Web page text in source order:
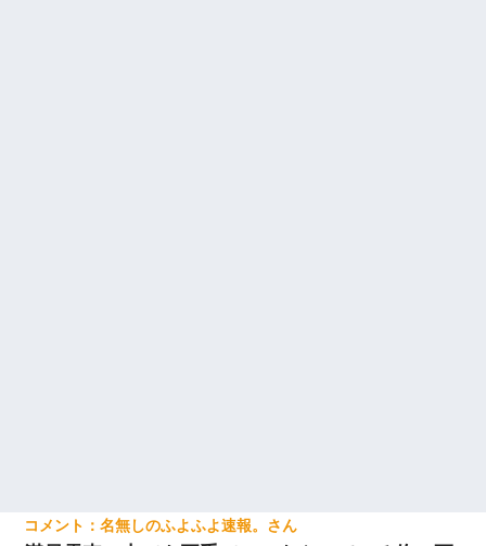
名無しのふよふよ速報。